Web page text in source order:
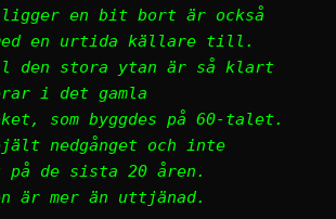
ligger en bit bort är också
en urtida källare till.
den stora ytan är så klart
i det gamla
som byggdes på 60-talet.
nedgånget och inte
på de sista 20 åren.
är mer än uttjänad.